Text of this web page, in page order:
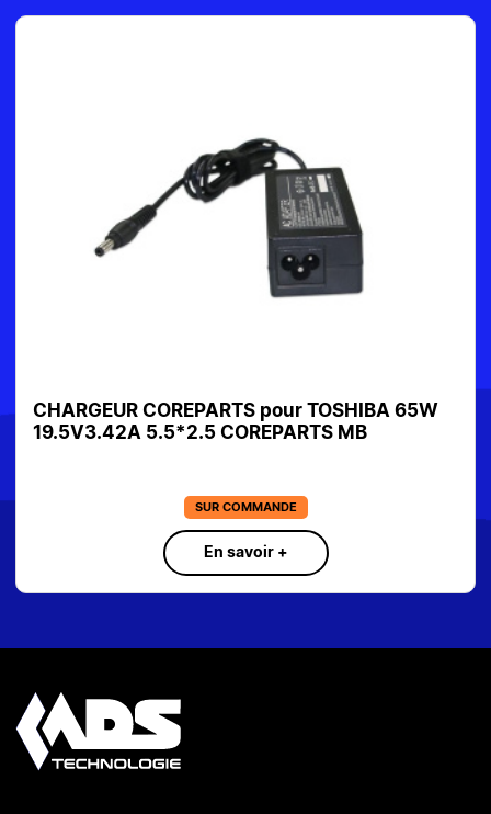
CHARGEUR COREPARTS pour TOSHIBA 65W
19.5V3.42A 5.5*2.5 COREPARTS MB
SUR COMMANDE
En savoir +